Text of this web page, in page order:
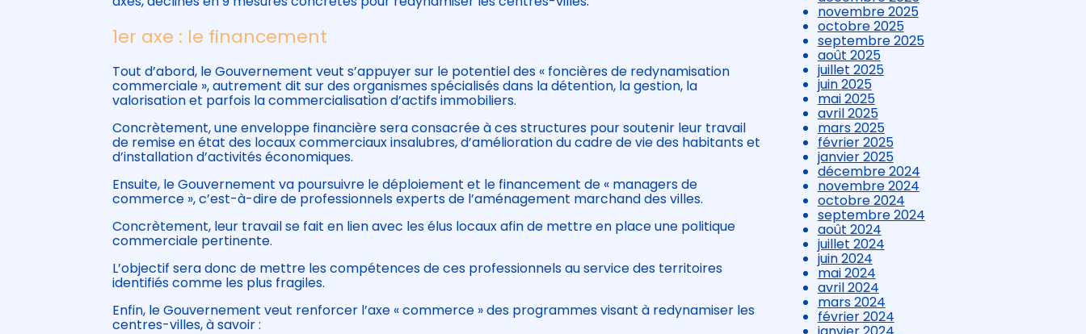
1er axe : le financement
Tout d’abord, le Gouvernement veut s’appuyer sur le potentiel des « foncières de redynamisation
commerciale », autrement dit sur des organismes spécialisés dans la détention, la gestion, la
valorisation et parfois la commercialisation d’actifs immobiliers.
Concrètement, une enveloppe financière sera consacrée à ces structures pour soutenir leur travail
de remise en état des locaux commerciaux insalubres, d’amélioration du cadre de vie des habitants et
d’installation d’activités économiques.
Ensuite, le Gouvernement va poursuivre le déploiement et le financement de « managers de
commerce », c’est-à-dire de professionnels experts de l’aménagement marchand des villes.
Concrètement, leur travail se fait en lien avec les élus locaux afin de mettre en place une politique
commerciale pertinente.
L’objectif sera donc de mettre les compétences de ces professionnels au service des territoires
identifiés comme les plus fragiles.
Enfin, le Gouvernement veut renforcer l’axe « commerce » des programmes visant à redynamiser les
centres-villes, à savoir :
novembre 2025
octobre 2025
septembre 2025
août 2025
juillet 2025
juin 2025
mai 2025
avril 2025
mars 2025
février 2025
janvier 2025
décembre 2024
novembre 2024
octobre 2024
septembre 2024
août 2024
juillet 2024
juin 2024
mai 2024
avril 2024
mars 2024
février 2024